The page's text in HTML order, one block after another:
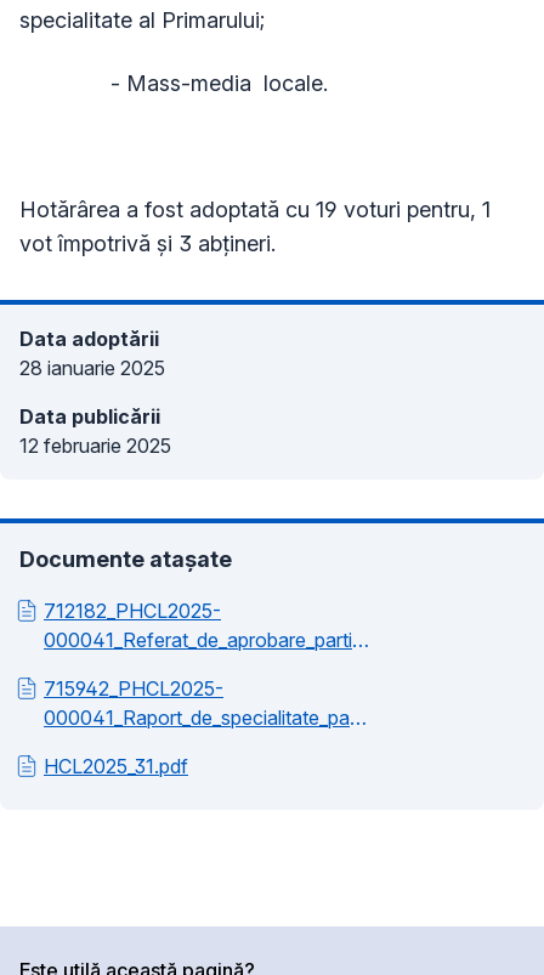
specialitate al Primarului;
- Mass-media locale.
Hotărârea a fost adoptată cu 19 voturi pentru, 1
vot împotrivă și 3 abțineri.
Data adoptării
28 ianuarie 2025
Data publicării
12 februarie 2025
Documente atașate
712182_PHCL2025-
000041_Referat_de_aprobare_participare_MIPIM2025.pdf
715942_PHCL2025-
000041_Raport_de_specialitate_participare_MIPIM2025.pdf
HCL2025_31.pdf
Este utilă această pagină?